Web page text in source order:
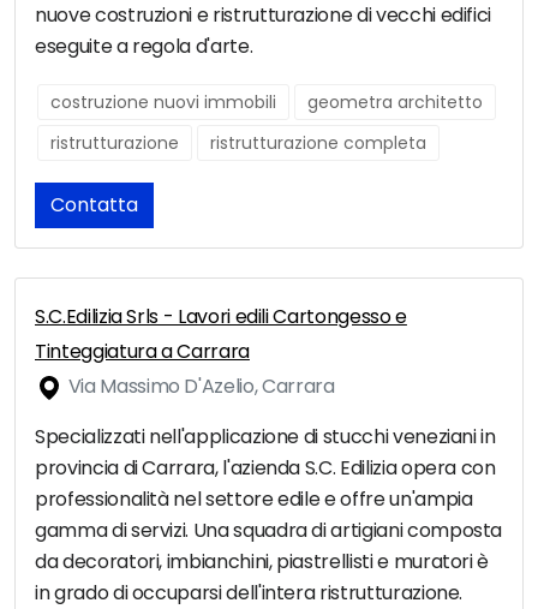
nuove costruzioni e ristrutturazione di vecchi edifici
eseguite a regola d'arte.
costruzione nuovi immobili
geometra architetto
ristrutturazione
ristrutturazione completa
Contatta
S.C.Edilizia Srls - Lavori edili Cartongesso e
Tinteggiatura a Carrara
Via Massimo D'Azelio, Carrara
Specializzati nell'applicazione di stucchi veneziani in
provincia di Carrara, l'azienda S.C. Edilizia opera con
professionalità nel settore edile e offre un'ampia
gamma di servizi. Una squadra di artigiani composta
da decoratori, imbianchini, piastrellisti e muratori è
in grado di occuparsi dell'intera ristrutturazione.